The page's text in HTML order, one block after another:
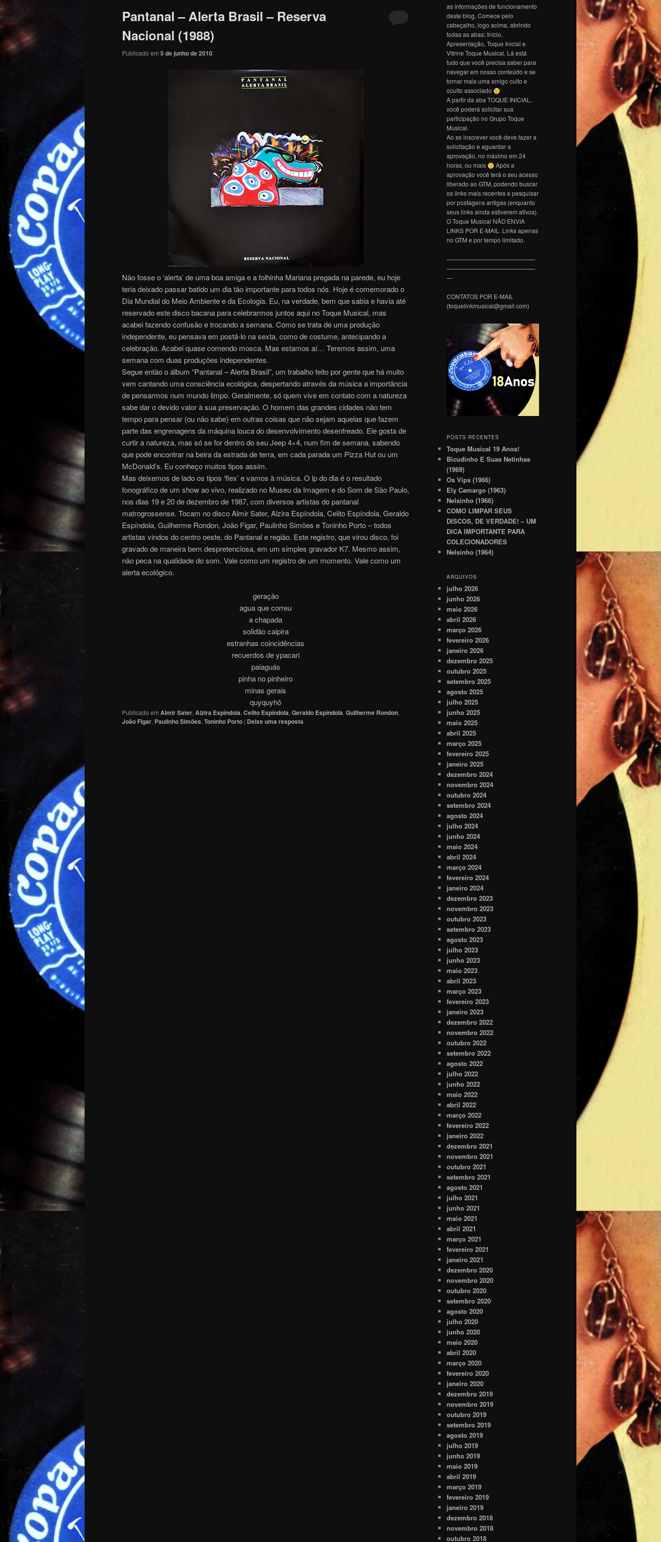
Pantanal – Alerta Brasil – Reserva
Nacional (1988)
Publicado em 5 de junho de 2010
Não fosse o ‘alerta’ de uma boa amiga e a folhinha Mariana pregada na parede, eu hoje
teria deixado passar batido um dia tão importante para todos nós. Hoje é comemorado o
Dia Mundial do Meio Ambiente e da Ecologia. Eu, na verdade, bem que sabia e havia até
reservado este disco bacana para celebrarmos juntos aqui no Toque Musical, mas
acabei fazendo confusão e trocando a semana. Como se trata de uma produção
independente, eu pensava em postá-lo na sexta, como de costume, antecipando a
celebração. Acabei quase comendo mosca. Mas estamos aí… Teremos assim, uma
semana com duas produções independentes.
Segue então o álbum “Pantanal – Alerta Brasil”, um trabalho feito por gente que há muito
vem cantando uma consciência ecológica, despertando através da música a importância
de pensarmos num mundo limpo. Geralmente, só quem vive em contato com a natureza
sabe dar o devido valor à sua preservação. O homem das grandes cidades não tem
tempo para pensar (ou não sabe) em outras coisas que não sejam aquelas que fazem
parte das engrenagens da máquina louca do desenvolvimento desenfreado. Ele gosta de
curtir a natureza, mas só se for dentro do seu Jeep 4×4, num fim de semana, sabendo
que pode encontrar na beira da estrada de terra, em cada parada um Pizza Hut ou um
McDonald’s. Eu conheço muitos tipos assim.
Mas deixemos de lado os tipos ‘flex’ e vamos à música. O lp do dia é o resultado
fonográfico de um show ao vivo, realizado no Museu da Imagem e do Som de São Paulo,
nos dias 19 e 20 de dezembro de 1987, com diversos artistas do pantanal
matrogrossense. Tocam no disco Almir Sater, Alzira Espíndola, Celito Espíndola, Geraldo
Espíndola, Guilherme Rondon, João Figar, Paulinho Simões e Toninho Porto – todos
artistas vindos do centro oeste, do Pantanal e região. Este registro, que virou disco, foi
gravado de maneira bem despretenciosa, em um simples gravador K7. Mesmo assim,
não peca na qualidade do som. Vale como um registro de um momento. Vale como um
alerta ecológico.
geração
agua que correu
a chapada
solidão caipira
estranhas coincidências
recuerdos de ypacari
paiaguás
pinha no pinheiro
minas gerais
quyquyhô
Publicado em Almir Sater, Alzira Espíndola, Celito Espíndola, Geraldo Espíndola, Guilherme Rondon,
João Figar, Paulinho Simões, Toninho Porto | Deixe uma resposta
as informações de funcionamento
deste blog. Comece pelo
cabeçalho, logo acima, abrindo
todas as abas: Início,
Apresentação, Toque Inicial e
Vitrine Toque Musical. Lá está
tudo que você precisa saber para
navegar em nosso conteúdo e se
tornar mais uma amigo culto e
oculto associado
A partir da aba TOQUE INICIAL,
você poderá solicitar sua
participação no Grupo Toque
Musical.
Ao se inscrever você deve fazer a
solicitação e aguardar a
aprovação, no máximo em 24
horas, ou mais
Após a
aprovação você terá o seu acesso
liberado ao GTM, podendo buscar
os links mais recentes e pesquisar
por postagens antigas (enquanto
seus links ainda estiverem ativos).
O Toque Musical NÃO ENVIA
LINKS POR E-MAIL. Links apenas
no GTM e por tempo limitado.
———————————————
———————————————
—
CONTATOS POR E-MAIL
(toquelinkmusical@gmail.com)
POSTS RECENTES
Toque Musical 19 Anos!
Bicudinho E Suas Netinhas
(1969)
Os Vips (1966)
Ely Camargo (1963)
Nelsinho (1966)
COMO LIMPAR SEUS
DISCOS, DE VERDADE! – UM
DICA IMPORTANTE PARA
COLECIONADORES
Nelsinho (1964)
ARQUIVOS
julho 2026
junho 2026
maio 2026
abril 2026
março 2026
fevereiro 2026
janeiro 2026
dezembro 2025
outubro 2025
setembro 2025
agosto 2025
julho 2025
junho 2025
maio 2025
abril 2025
março 2025
fevereiro 2025
janeiro 2025
dezembro 2024
novembro 2024
outubro 2024
setembro 2024
agosto 2024
julho 2024
junho 2024
maio 2024
abril 2024
março 2024
fevereiro 2024
janeiro 2024
dezembro 2023
novembro 2023
outubro 2023
setembro 2023
agosto 2023
julho 2023
junho 2023
maio 2023
abril 2023
março 2023
fevereiro 2023
janeiro 2023
dezembro 2022
novembro 2022
outubro 2022
setembro 2022
agosto 2022
julho 2022
junho 2022
maio 2022
abril 2022
março 2022
fevereiro 2022
janeiro 2022
dezembro 2021
novembro 2021
outubro 2021
setembro 2021
agosto 2021
julho 2021
junho 2021
maio 2021
abril 2021
março 2021
fevereiro 2021
janeiro 2021
dezembro 2020
novembro 2020
outubro 2020
setembro 2020
agosto 2020
julho 2020
junho 2020
maio 2020
abril 2020
março 2020
fevereiro 2020
janeiro 2020
dezembro 2019
novembro 2019
outubro 2019
setembro 2019
agosto 2019
julho 2019
junho 2019
maio 2019
abril 2019
março 2019
fevereiro 2019
janeiro 2019
dezembro 2018
novembro 2018
outubro 2018